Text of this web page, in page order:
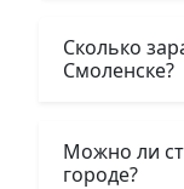
Сколько
Смоленске?
Можно ли
городе?